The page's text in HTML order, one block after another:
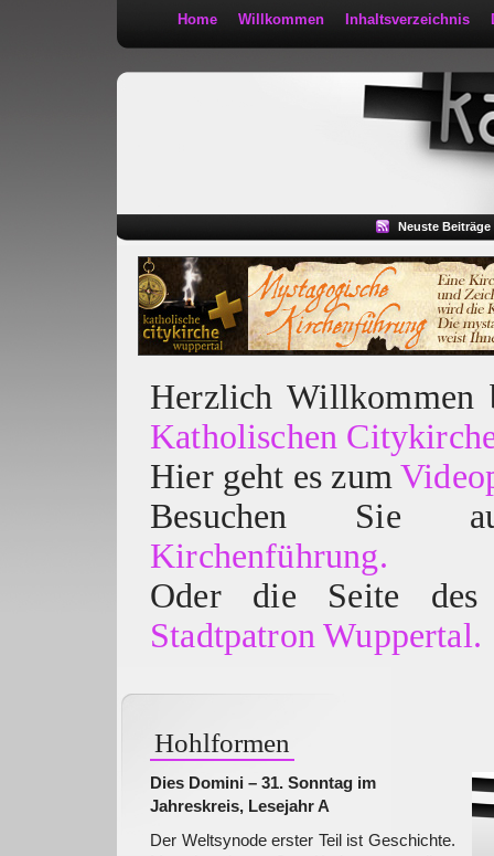
Home Willkommen Inhaltsverzeichnis
Neuste Beiträge
Herzlich
Katholischen
Hier geht es zum
Besuchen
Kirchenführung.
Oder die Seite des
Stadtpatron Wuppertal.
Hohlformen
Dies Domini – 31. Sonntag im
Jahreskreis, Lesejahr A
Der Weltsynode erster Teil ist Geschichte.